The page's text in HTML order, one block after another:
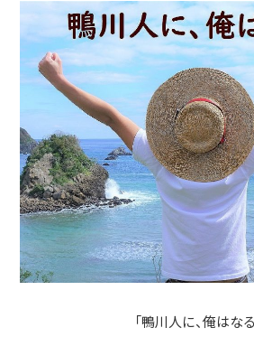
「鴨川人に、俺はなる